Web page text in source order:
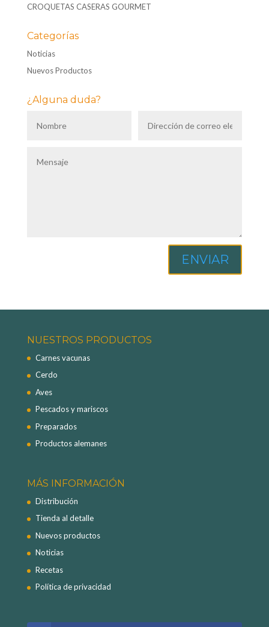
CROQUETAS CASERAS GOURMET
Categorías
Noticias
Nuevos Productos
¿Alguna duda?
ENVIAR
NUESTROS PRODUCTOS
Carnes vacunas
Cerdo
Aves
Pescados y mariscos
Preparados
Productos alemanes
MÁS INFORMACIÓN
Distribución
Tienda al detalle
Nuevos productos
Noticias
Recetas
Política de privacidad